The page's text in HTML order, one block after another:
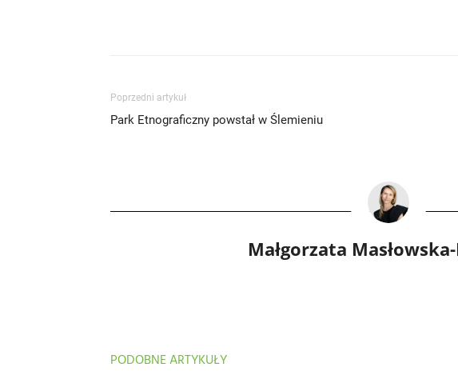
Poprzedni artykuł
Park Etnograficzny powstał w Ślemieniu
Małgorzata
PODOBNE ARTYKUŁY